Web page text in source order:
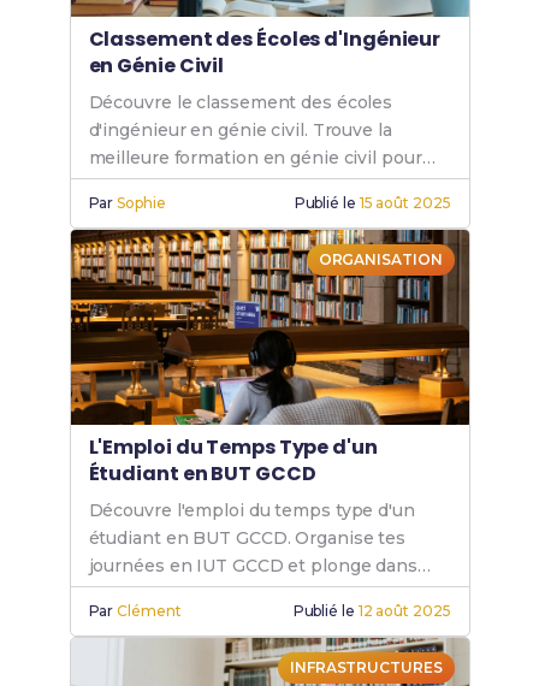
Classement des Écoles d'Ingénieur
en Génie Civil
Découvre le classement des écoles
d'ingénieur en génie civil. Trouve la
meilleure formation en génie civil pour
ton avenir et explore les meilleures
écoles de génie civil.
ParSophie Publié le 15 août 2025
ORGANISATION
L'Emploi du Temps Type d'un
Étudiant en BUT GCCD
Découvre l'emploi du temps type d'un
étudiant en BUT GCCD. Organise tes
journées en IUT GCCD et plonge dans
l'univers du génie civil.
ParClément Publié le 12 août 2025
INFRASTRUCTURES